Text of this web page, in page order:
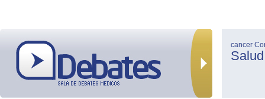
cancer
Salud